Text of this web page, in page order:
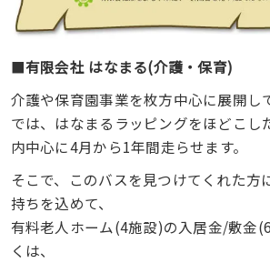
■有限会社 はなまる(介護・保育)
介護や保育園事業を枚方中心に展開し
では、はなまるラッピングをほどこし
内中心に4月から1年間走らせます。
そこで、このバスを見つけてくれた方
持ちを込めて、
有料老人ホーム(4施設)の入居金/敷金
くは、